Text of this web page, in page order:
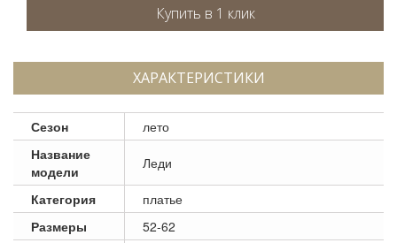
ХАРАКТЕРИСТИКИ
Сезон
лето
Название
модели
Леди
Категория
платье
Размеры
52-62